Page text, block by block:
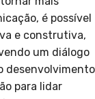
é possível
e construtiva,
um diálogo
desenvolvimento
para lidar